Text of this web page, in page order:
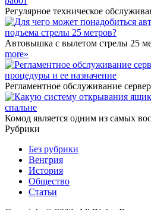
Регулярное техническое
Автовышка с вылетом стрелы 25
more»
Регламентное обслуживание
Комод является одним из самых
Рубрики
Без рубрики
Венгрия
История
Общество
Статьи